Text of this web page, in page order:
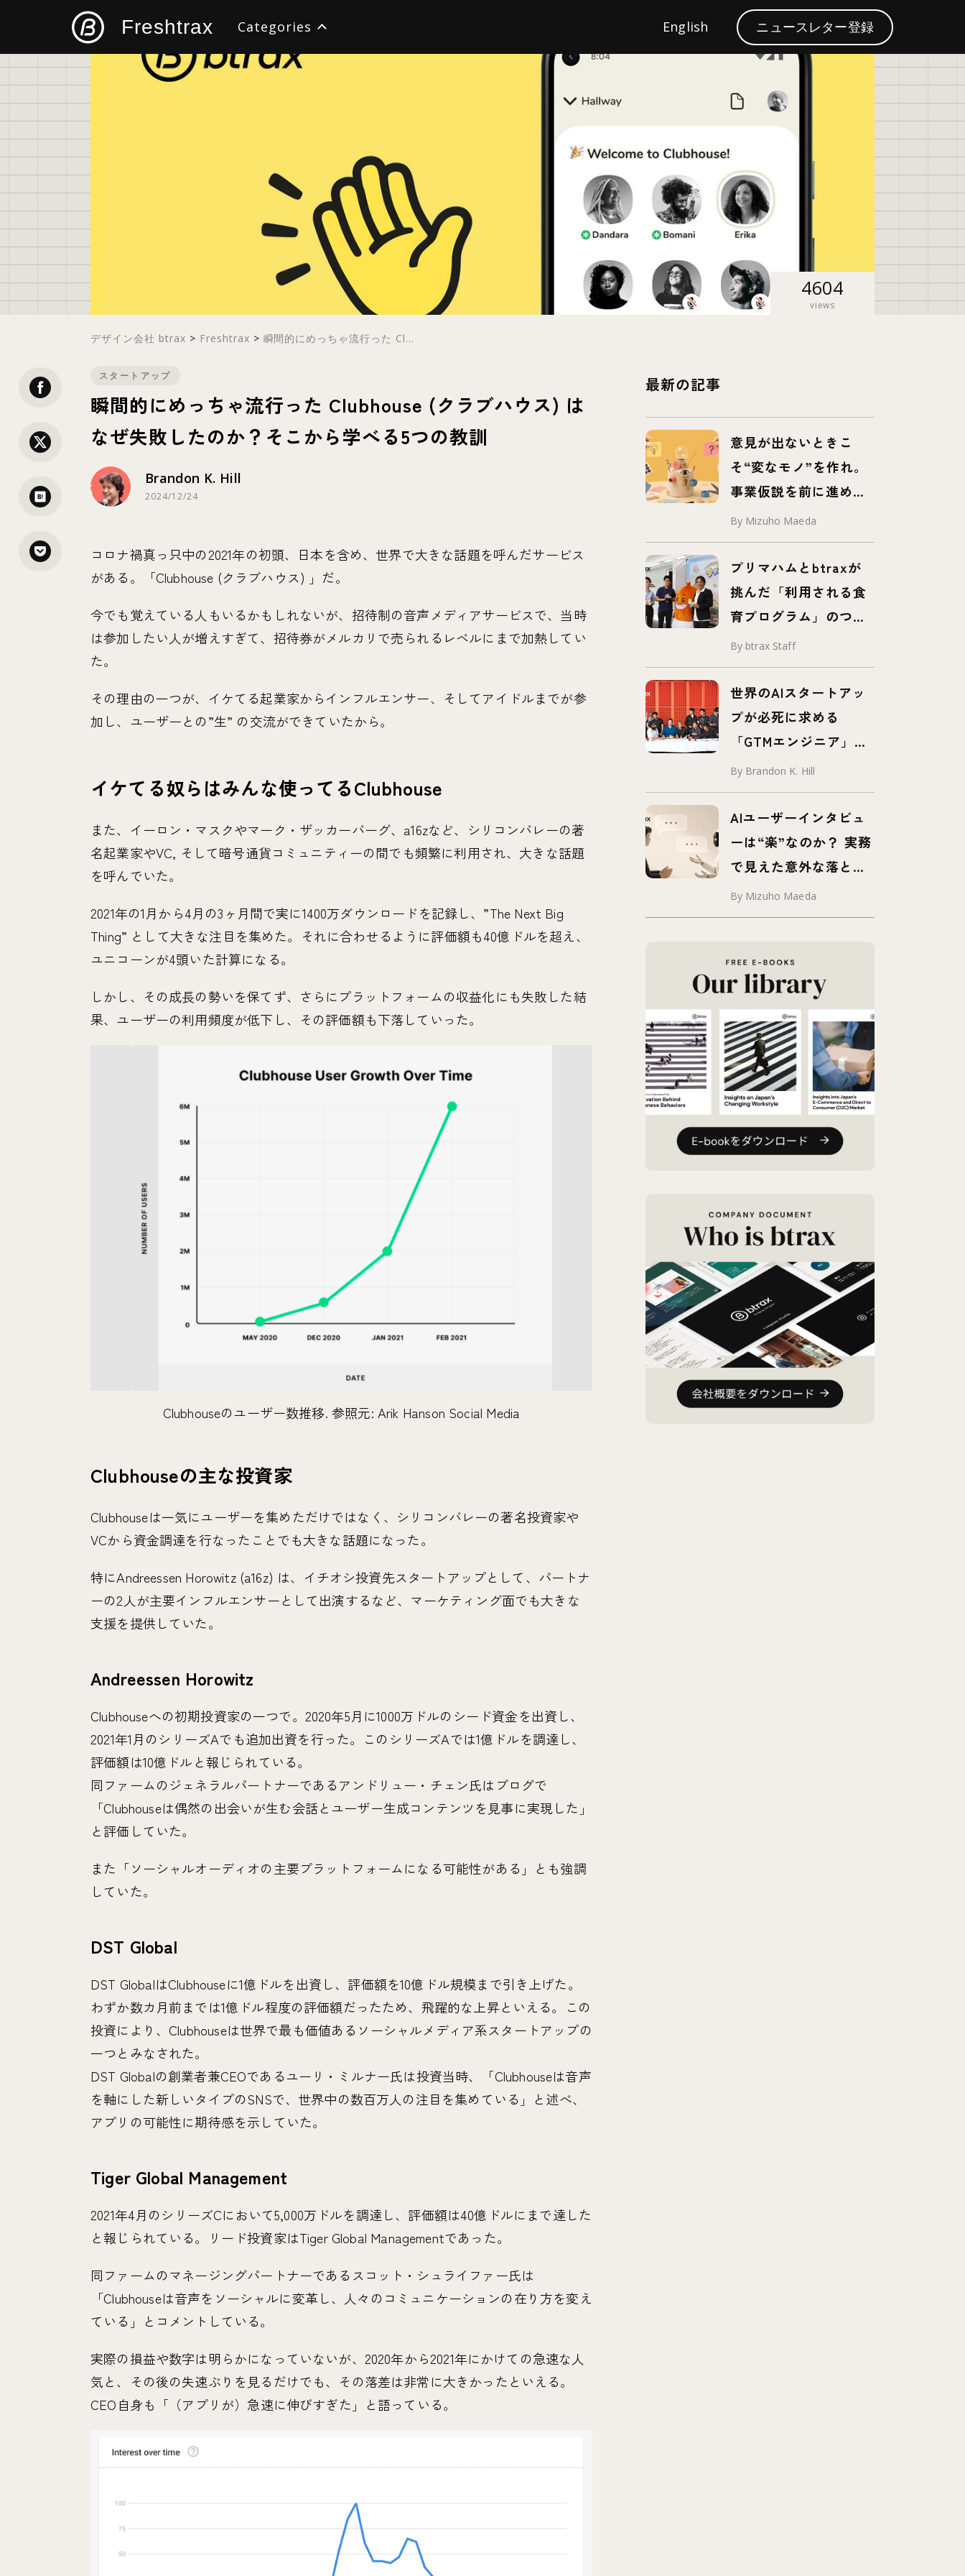
Freshtrax Categories
すべて デザイン イノベーション ブランディング
S
e
a
r
English ニュースレター登録
4604
views
デザイン会社 btrax > Freshtrax > 瞬間的にめっちゃ流行った Cl...
スタートアップ
瞬間的にめっちゃ流行った Clubhouse (クラブハウス) は
なぜ失敗したのか？そこから学べる5つの教訓
Brandon K. Hill
2024/12/24
コロナ禍真っ只中の2021年の初頭、日本を含め、世界で大きな話題を呼んだサービス
がある。「Clubhouse (クラブハウス) 」だ。
今でも覚えている人もいるかもしれないが、招待制の音声メディアサービスで、当時
は参加したい人が増えすぎて、招待券がメルカリで売られるレベルにまで加熱してい
た。
その理由の一つが、イケてる起業家からインフルエンサー、そしてアイドルまでが参
加し、ユーザーとの”生” の交流ができていたから。
イケてる奴らはみんな使ってるClubhouse
また、イーロン・マスクやマーク・ザッカーバーグ、a16zなど、シリコンバレーの著
名起業家やVC, そして暗号通貨コミュニティーの間でも頻繁に利用され、大きな話題
を呼んでいた。
2021年の1月から4月の3ヶ月間で実に1400万ダウンロードを記録し、”The Next Big
Thing” として大きな注目を集めた。それに合わせるように評価額も40億ドルを超え、
ユニコーンが4頭いた計算になる。
しかし、その成長の勢いを保てず、さらにプラットフォームの収益化にも失敗した結
果、ユーザーの利用頻度が低下し、その評価額も下落していった。
Clubhouseのユーザー数推移. 参照元: Arik Hanson Social Media
Clubhouseの主な投資家
Clubhouseは一気にユーザーを集めただけではなく、シリコンバレーの著名投資家や
VCから資金調達を行なったことでも大きな話題になった。
特にAndreessen Horowitz (a16z) は、イチオシ投資先スタートアップとして、パートナ
ーの2人が主要インフルエンサーとして出演するなど、マーケティング面でも大きな
支援を提供していた。
Andreessen Horowitz
Clubhouseへの初期投資家の一つで。2020年5月に1000万ドルのシード資金を出資し、
2021年1月のシリーズAでも追加出資を行った。このシリーズAでは1億ドルを調達し、
評価額は10億ドルと報じられている。
同ファームのジェネラルパートナーであるアンドリュー・チェン氏はブログで
「Clubhouseは偶然の出会いが生む会話とユーザー生成コンテンツを見事に実現した」
と評価していた。
また「ソーシャルオーディオの主要プラットフォームになる可能性がある」とも強調
していた。
DST Global
DST GlobalはClubhouseに1億ドルを出資し、評価額を10億ドル規模まで引き上げた。
わずか数カ月前までは1億ドル程度の評価額だったため、飛躍的な上昇といえる。この
投資により、Clubhouseは世界で最も価値あるソーシャルメディア系スタートアップの
一つとみなされた。
DST Globalの創業者兼CEOであるユーリ・ミルナー氏は投資当時、「Clubhouseは音声
を軸にした新しいタイプのSNSで、世界中の数百万人の注目を集めている」と述べ、
アプリの可能性に期待感を示していた。
Tiger Global Management
2021年4月のシリーズCにおいて5,000万ドルを調達し、評価額は40億ドルにまで達した
と報じられている。リード投資家はTiger Global Managementであった。
同ファームのマネージングパートナーであるスコット・シュライファー氏は
「Clubhouseは音声をソーシャルに変革し、人々のコミュニケーションの在り方を変え
ている」とコメントしている。
実際の損益や数字は明らかになっていないが、2020年から2021年にかけての急速な人
気と、その後の失速ぶりを見るだけでも、その落差は非常に大きかったといえる。
CEO自身も「（アプリが）急速に伸びすぎた」と語っている。
最新の記事
意見が出ないときこ
そ“変なモノ”を作れ。
事業仮説を前に進め
る、挑発するプロトタ
イプ「プロボタイプ」
とは
By Mizuho Maeda
プリマハムとbtraxが
挑んだ「利用される食
育プログラム」のつく
り方 – 事例紹介 –
By btrax Staff
世界のAIスタートアッ
プが必死に求める
「GTMエンジニア」と
は？
By Brandon K. Hill
AIユーザーインタビュ
ーは“楽”なのか？ 実務
で見えた意外な落とし
穴
By Mizuho Maeda